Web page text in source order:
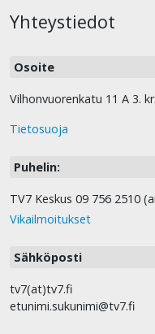
Yhteystiedot
Osoite
Vilhonvuorenkatu 11 A 3.
Tietosuoja
Puhelin:
TV7 Keskus 09 756 2510
Vikailmoitukset
Sähköposti
tv7(at)tv7.fi
etunimi.sukunimi@tv7.fi